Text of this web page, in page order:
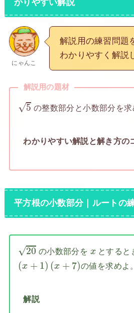
かりやすい解説
にゃんこ
解説用の練習問題
わかりやすく解説
解説用の題材
√5 の整数部分と小数部分を求
わかりやすい解説と解き方の
平方根の小数部分｜ルートの
√20
20
の小数部分を x
xとすると
(x + 1) (x + 7)
( 1 )(x + の値を求めよ。
解説